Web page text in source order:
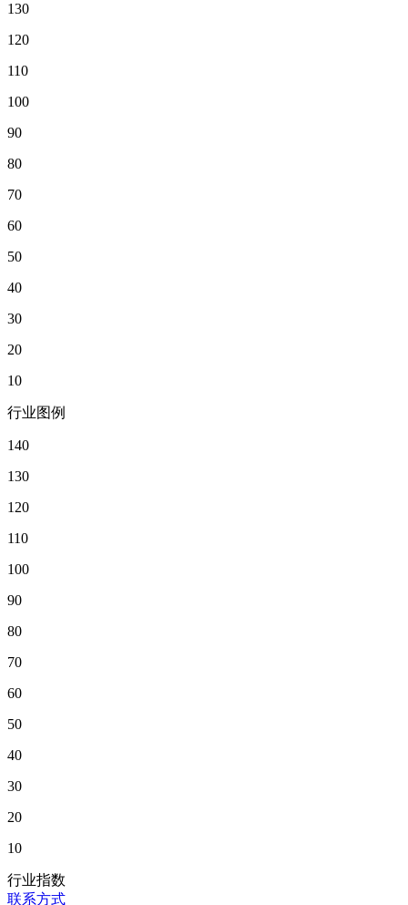
130
120
110
100
90
80
70
60
50
40
30
20
10
行业图例
140
130
120
110
100
90
80
70
60
50
40
30
20
10
行业指数
联系方式